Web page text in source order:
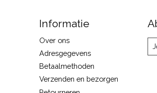
Informatie
Over ons
Adresgegevens
Betaalmethoden
Verzenden en bezorgen